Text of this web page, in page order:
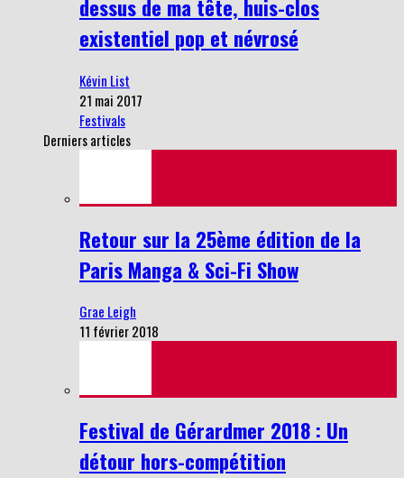
dessus de ma tête, huis-clos
existentiel pop et névrosé
Kévin List
21 mai 2017
Festivals
Derniers articles
Retour sur la 25ème édition de la
Paris Manga & Sci-Fi Show
Grae Leigh
11 février 2018
Festival de Gérardmer 2018 : Un
détour hors-compétition